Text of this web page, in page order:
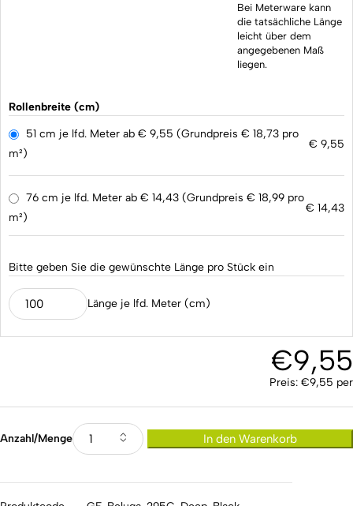
Bei Meterware kann
die tatsächliche Länge
leicht über dem
angegebenen Maß
liegen.
Rollenbreite (cm)
51 cm je lfd. Meter ab € 9,55 (Grundpreis € 18,73 pro
m²)
€ 9,55
76 cm je lfd. Meter ab € 14,43 (Grundpreis € 18,99 pro
m²)
€ 14,43
Bitte geben Sie die gewünschte Länge pro Stück ein
Länge je lfd. Meter (cm)
€9,55
Preis: €9,55 per
Anzahl/Menge In den Warenkorb